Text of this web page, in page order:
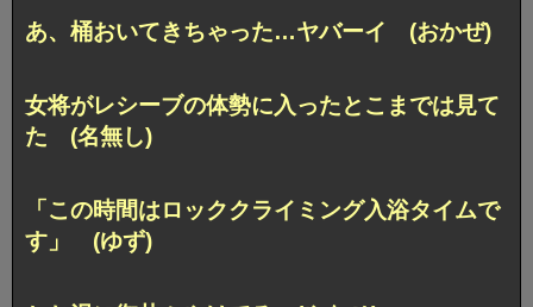
あ、桶おいてきちゃった…ヤバーイ (おかぜ)
女将がレシーブの体勢に入ったとこまでは見て
た (名無し)
「この時間はロッククライミング入浴タイムで
す」 (ゆず)